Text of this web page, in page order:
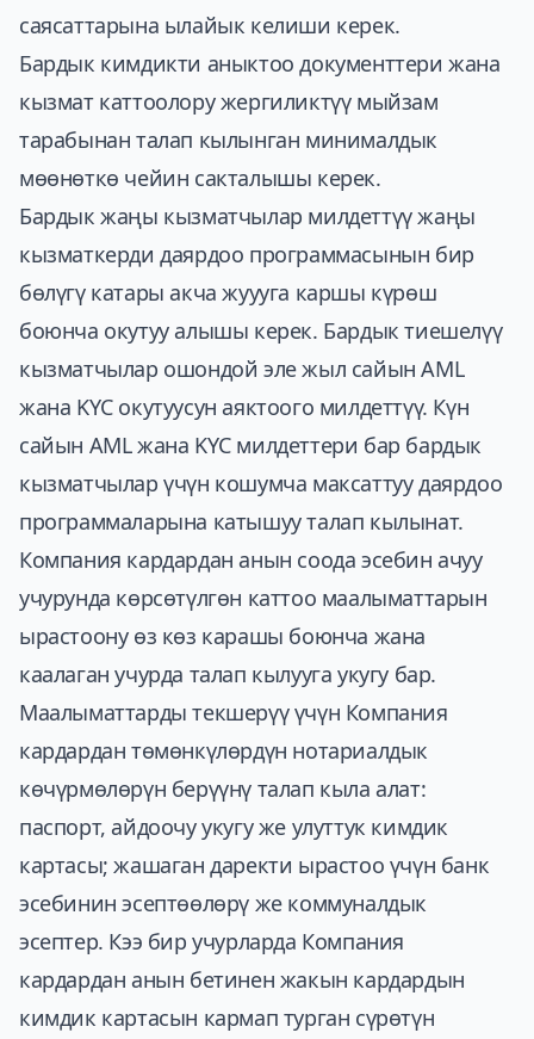
саясаттарына ылайык келиши керек.
Бардык кимдикти аныктоо документтери жана
кызмат каттоолору жергиликтүү мыйзам
тарабынан талап кылынган минималдык
мөөнөткө чейин сакталышы керек.
Бардык жаңы кызматчылар милдеттүү жаңы
кызматкерди даярдоо программасынын бир
бөлүгү катары акча жуууга каршы күрөш
боюнча окутуу алышы керек. Бардык тиешелүү
кызматчылар ошондой эле жыл сайын AML
жана KYC окутуусун аяктоого милдеттүү. Күн
сайын AML жана KYC милдеттери бар бардык
кызматчылар үчүн кошумча максаттуу даярдоо
программаларына катышуу талап кылынат.
Компания кардардан анын соода эсебин ачуу
учурунда көрсөтүлгөн каттоо маалыматтарын
ырастоону өз көз карашы боюнча жана
каалаган учурда талап кылууга укугу бар.
Маалыматтарды текшерүү үчүн Компания
кардардан төмөнкүлөрдүн нотариалдык
көчүрмөлөрүн берүүнү талап кыла алат:
паспорт, айдоочу укугу же улуттук кимдик
картасы; жашаган даректи ырастоо үчүн банк
эсебинин эсептөөлөрү же коммуналдык
эсептер. Кээ бир учурларда Компания
кардардан анын бетинен жакын кардардын
кимдик картасын кармап турган сүрөтүн